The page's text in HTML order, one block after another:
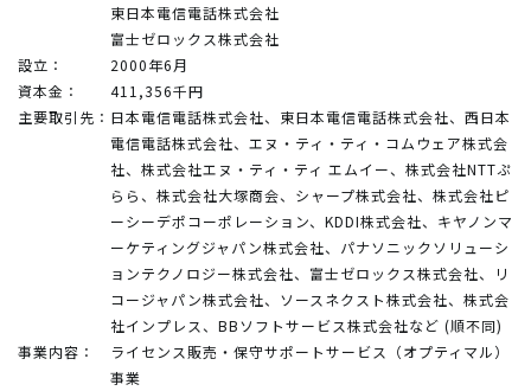
東日本電信電話株式会社
富士ゼロックス株式会社
設立：
2000年6月
資本金：
411,356千円
主要取引先： 日本電信電話株式会社、東日本電信電話株式会社、西日本
電信電話株式会社、エヌ・ティ・ティ・コムウェア株式会
社、株式会社エヌ・ティ・ティ エムイー、株式会社NTTぷ
らら、株式会社大塚商会、シャープ株式会社、株式会社ピ
ーシーデポコーポレーション、KDDI株式会社、キヤノンマ
ーケティングジャパン株式会社、パナソニックソリューシ
ョンテクノロジー株式会社、富士ゼロックス株式会社、リ
コージャパン株式会社、ソースネクスト株式会社、株式会
社インプレス、BBソフトサービス株式会社など (順不同)
事業内容：
ライセンス販売・保守サポートサービス（オプティマル）
事業